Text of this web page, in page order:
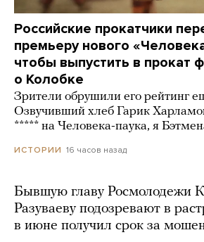
Российские прокатчики
премьеру нового
чтобы выпустить в прокат
о Колобке
Зрители обрушили его рейтинг
Озвучивший хлеб Гарик
***** на Человека-паука, я
ИСТОРИИ 16 часов назад
Бывшую главу Росмолодежи
Разуваеву подозревают в
в июне получил срок за